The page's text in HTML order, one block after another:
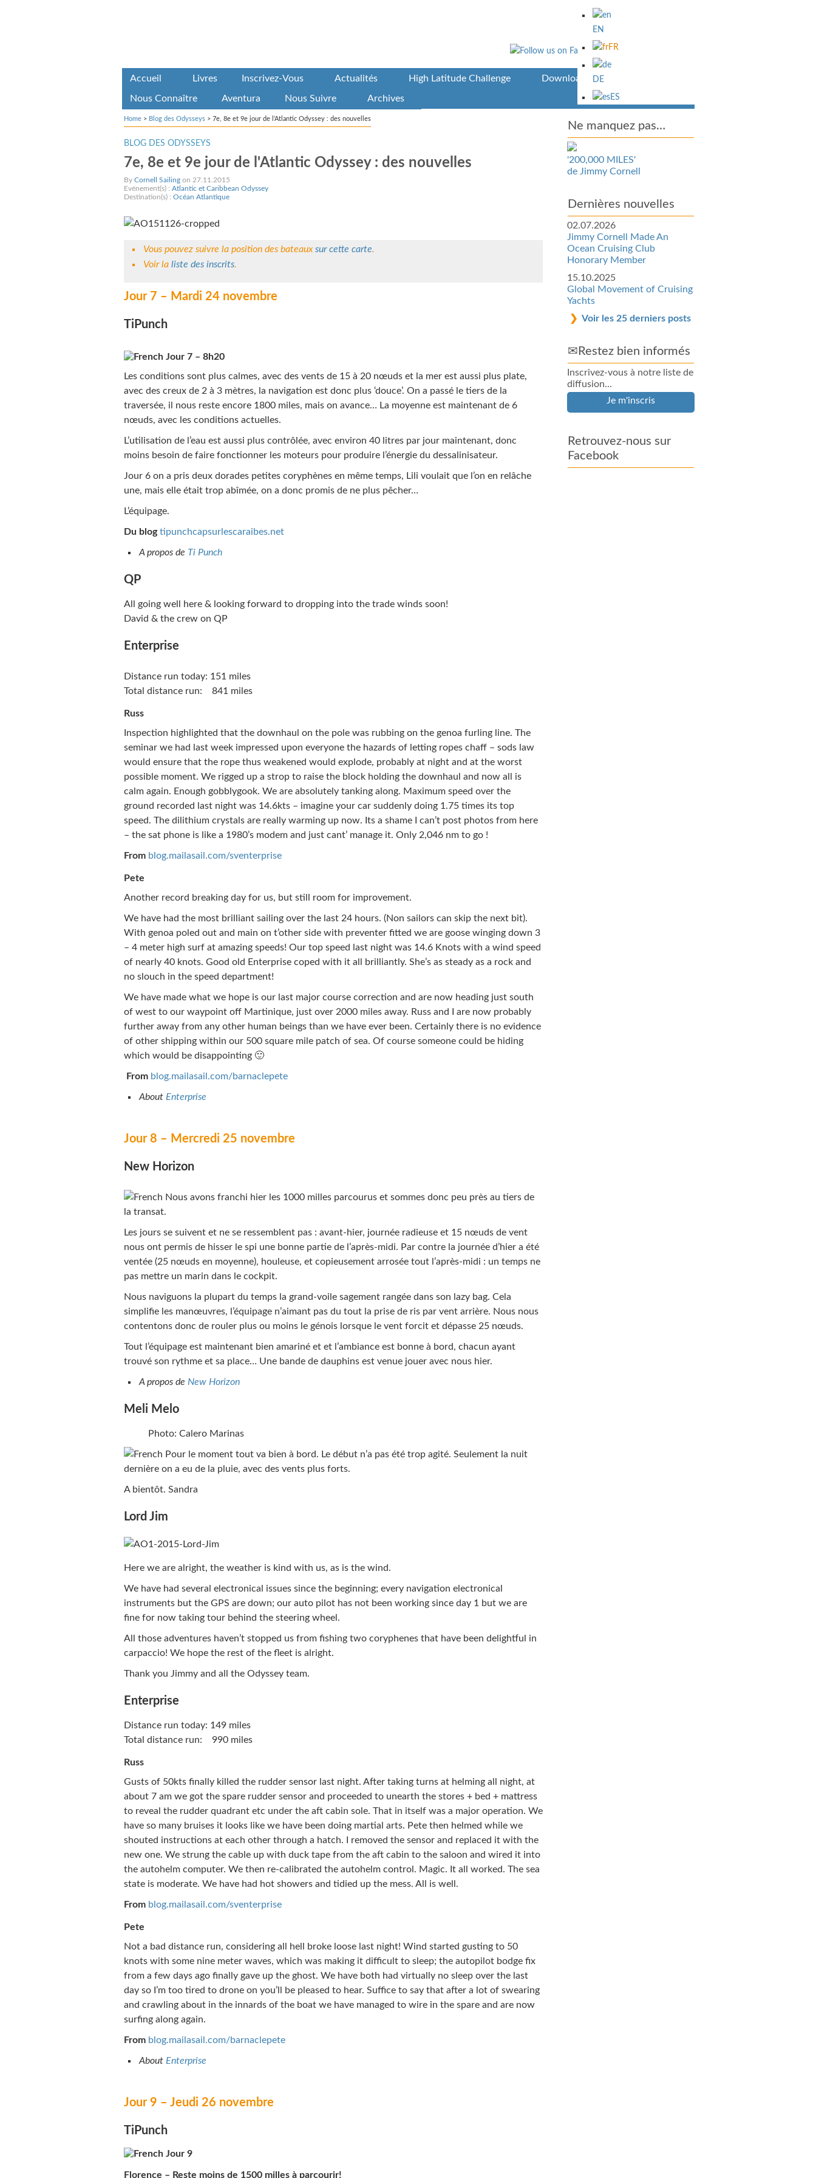
EN
FR
DE
ES
Accueil Livres Inscrivez-Vous Actualités High Latitude Challenge Downloads
Nous Connaître Aventura Nous Suivre Archives
Home> Blog des Odysseys> 7e, 8e et 9e jour de l’Atlantic Odyssey : des nouvelles
BLOG DES ODYSSEYS
7e, 8e et 9e jour de l'Atlantic Odyssey : des nouvelles
By Cornell Sailingon 27.11.2015
Evénement(s) : Atlantic et Caribbean Odyssey
Destination(s) : Océan Atlantique
Vous pouvez suivre la position des bateauxsur cette carte.
Voir la liste des inscrits.
Jour 7 – Mardi 24 novembre
TiPunch
Jour 7 – 8h20
Les conditions sont plus calmes, avec des vents de 15 à 20 nœuds et la mer est aussi plus plate,
avec des creux de 2 à 3 mètres, la navigation est donc plus ‘douce’. On a passé le tiers de la
traversée, il nous reste encore 1800 miles, mais on avance… La moyenne est maintenant de 6
nœuds, avec les conditions actuelles.
L’utilisation de l’eau est aussi plus contrôlée, avec environ 40 litres par jour maintenant, donc
moins besoin de faire fonctionner les moteurs pour produire l’énergie du dessalinisateur.
Jour 6 on a pris deux dorades petites coryphènes en même temps, Lili voulait que l’on en relâche
une, mais elle était trop abîmée, on a donc promis de ne plus pêcher…
L’équipage.
Du blog tipunchcapsurlescaraibes.net
A propos de Ti Punch
QP
All going well here & looking forward to dropping into the trade winds soon!
David & the crew on QP
Enterprise
Distance run today: 151 miles
Total distance run: 841 miles
Russ
Inspection highlighted that the downhaul on the pole was rubbing on the genoa furling line. The
seminar we had last week impressed upon everyone the hazards of letting ropes chaff – sods law
would ensure that the rope thus weakened would explode, probably at night and at the worst
possible moment. We rigged up a strop to raise the block holding the downhaul and now all is
calm again. Enough gobblygook. We are absolutely tanking along. Maximum speed over the
ground recorded last night was 14.6kts – imagine your car suddenly doing 1.75 times its top
speed. The dilithium crystals are really warming up now. Its a shame I can’t post photos from here
– the sat phone is like a 1980’s modem and just cant’ manage it. Only 2,046 nm to go !
From blog.mailasail.com/sventerprise
Pete
Another record breaking day for us, but still room for improvement.
We have had the most brilliant sailing over the last 24 hours. (Non sailors can skip the next bit).
With genoa poled out and main on t’other side with preventer fitted we are goose winging down 3
– 4 meter high surf at amazing speeds! Our top speed last night was 14.6 Knots with a wind speed
of nearly 40 knots. Good old Enterprise coped with it all brilliantly. She’s as steady as a rock and
no slouch in the speed department!
We have made what we hope is our last major course correction and are now heading just south
of west to our waypoint off Martinique, just over 2000 miles away. Russ and I are now probably
further away from any other human beings than we have ever been. Certainly there is no evidence
of other shipping within our 500 square mile patch of sea. Of course someone could be hiding
which would be disappointing 🙂
From blog.mailasail.com/barnaclepete
About Enterprise
Jour 8 – Mercredi 25 novembre
New Horizon
Nous avons franchi hier les 1000 milles parcourus et sommes donc peu près au tiers de
la transat.
Les jours se suivent et ne se ressemblent pas : avant-hier, journée radieuse et 15 nœuds de vent
nous ont permis de hisser le spi une bonne partie de l’après-midi. Par contre la journée d’hier a été
ventée (25 nœuds en moyenne), houleuse, et copieusement arrosée tout l’après-midi : un temps ne
pas mettre un marin dans le cockpit.
Nous naviguons la plupart du temps la grand-voile sagement rangée dans son lazy bag. Cela
simplifie les manœuvres, l’équipage n’aimant pas du tout la prise de ris par vent arrière. Nous nous
contentons donc de rouler plus ou moins le génois lorsque le vent forcit et dépasse 25 nœuds.
Tout l’équipage est maintenant bien amariné et et l’ambiance est bonne à bord, chacun ayant
trouvé son rythme et sa place… Une bande de dauphins est venue jouer avec nous hier.
A propos de New Horizon
Meli Melo
Photo: Calero Marinas
Pour le moment tout va bien à bord. Le début n’a pas été trop agité. Seulement la nuit
dernière on a eu de la pluie, avec des vents plus forts.
A bientôt. Sandra
Lord Jim
Here we are alright, the weather is kind with us, as is the wind.
We have had several electronical issues since the beginning; every navigation electronical
instruments but the GPS are down; our auto pilot has not been working since day 1 but we are
fine for now taking tour behind the steering wheel.
All those adventures haven’t stopped us from fishing two coryphenes that have been delightful in
carpaccio! We hope the rest of the fleet is alright.
Thank you Jimmy and all the Odyssey team.
Enterprise
Distance run today: 149 miles
Total distance run: 990 miles
Russ
Gusts of 50kts finally killed the rudder sensor last night. After taking turns at helming all night, at
about 7 am we got the spare rudder sensor and proceeded to unearth the stores + bed + mattress
to reveal the rudder quadrant etc under the aft cabin sole. That in itself was a major operation. We
have so many bruises it looks like we have been doing martial arts. Pete then helmed while we
shouted instructions at each other through a hatch. I removed the sensor and replaced it with the
new one. We strung the cable up with duck tape from the aft cabin to the saloon and wired it into
the autohelm computer. We then re-calibrated the autohelm control. Magic. It all worked. The sea
state is moderate. We have had hot showers and tidied up the mess. All is well.
From blog.mailasail.com/sventerprise
Pete
Not a bad distance run, considering all hell broke loose last night! Wind started gusting to 50
knots with some nine meter waves, which was making it difficult to sleep; the autopilot bodge fix
from a few days ago finally gave up the ghost. We have both had virtually no sleep over the last
day so I’m too tired to drone on you’ll be pleased to hear. Suffice to say that after a lot of swearing
and crawling about in the innards of the boat we have managed to wire in the spare and are now
surfing along again.
From blog.mailasail.com/barnaclepete
About Enterprise
Jour 9 – Jeudi 26 novembre
TiPunch
Jour 9
Florence – Reste moins de 1500 milles à parcourir!
Ne manquez pas…
'200,000 MILES'
de Jimmy Cornell
Dernières nouvelles
02.07.2026
Jimmy Cornell Made An
Ocean Cruising Club
Honorary Member
15.10.2025
Global Movement of Cruising
Yachts
Voir les 25 derniers posts
✉Restez bien informés
Inscrivez-vous à notre liste de
diffusion...
Je m'inscris
Retrouvez-nous sur
Facebook